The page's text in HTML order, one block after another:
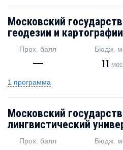
Московский
геодезии и картографии
Прох. балл
—
Бюдж.
11
1 программа
Московский
лингвистический
Прох. балл Бюдж.